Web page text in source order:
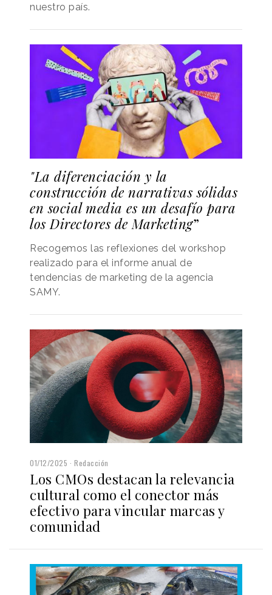
nuestro país.
"La diferenciación y la
construcción de narrativas sólidas
en social media es un desafío para
los Directores de Marketing”
Recogemos las reflexiones del workshop
realizado para el informe anual de
tendencias de marketing de la agencia
SAMY.
01/12/2025 Redacción
Los CMOs destacan la relevancia
cultural como el conector más
efectivo para vincular marcas y
comunidad